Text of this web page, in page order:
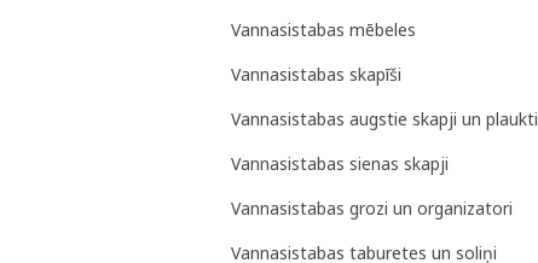
Vannasistabas mēbeles
Vannasistabas skapīši
Vannasistabas augstie skapji un plaukti
Vannasistabas sienas skapji
Vannasistabas grozi un organizatori
Vannasistabas taburetes un soliņi